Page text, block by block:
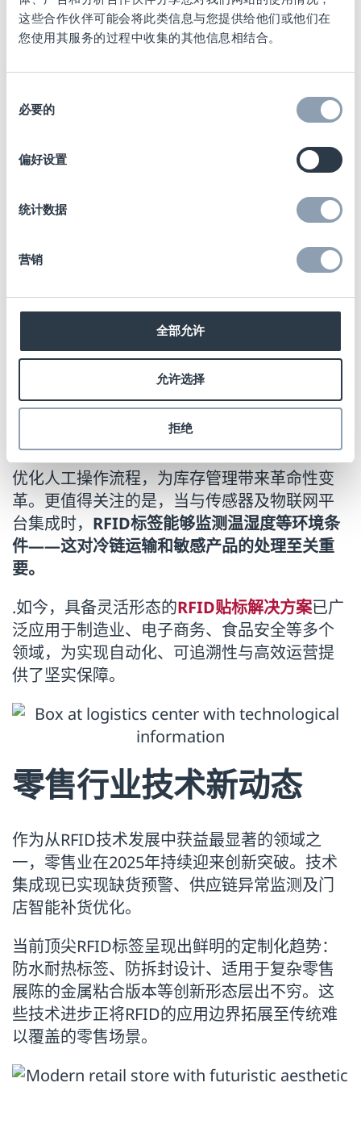
这些合作伙伴可能会将此类信息与您提供给他们或他们在
您使用其服务的过程中收集的其他信息相结合。
必要的
偏好设置
统计数据
营销
全部允许
允许选择
拒绝
UHF (超高频):
读取距离:≤10米
资产追踪、商品防盗、
材料选择:
可根据客户或品牌需求定制多种材料。
物流与供应链的特殊要
求
在当今供应链体系中，可追溯性已从竞争优势
转变为运营刚需。在此背景下，
实现全流程自动化、精准实时的产品追踪，正
发挥着关键作用。
凭借同步识别多件物品的能力，RFID技术大幅
优化人工操作流程，为库存管理带来革命性变
革。更值得关注的是，当与传感器及物联网平
台集成时， RFID标签能够监测温湿度等环境条
件——这对冷链运输和敏感产品的处理至关重
要。
.如今，具备灵活形态的RFID贴标解决方案已广
泛应用于制造业、电子商务、食品安全等多个
领域，为实现自动化、可追溯性与高效运营提
供了坚实保障。
零售行业技术新动态
作为从RFID技术发展中获益最显著的领域之
一，零售业在2025年持续迎来创新突破。技术
集成现已实现缺货预警、供应链异常监测及门
店智能补货优化。
当前顶尖RFID标签呈现出鲜明的定制化趋势：
防水耐热标签、防拆封设计、适用于复杂零售
展陈的金属粘合版本等创新形态层出不穷。这
些技术进步正将RFID的应用边界拓展至传统难
以覆盖的零售场景。